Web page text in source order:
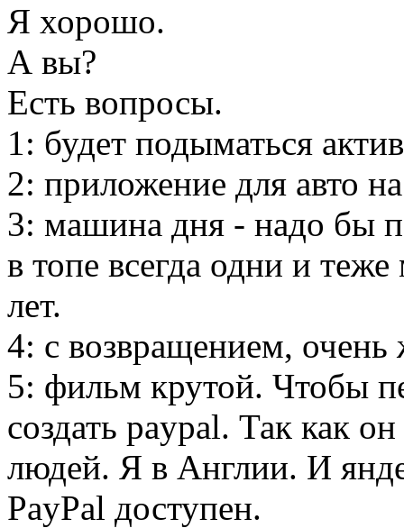
Я хорошо.
А вы?
Есть вопросы.
1: будет подыматься
2: приложение для авто
3: машина дня - надо бы
в топе всегда одни и
лет.
4: с возвращением, очень
5: фильм крутой. Чтобы
создать paypal. Так как
людей. Я в Англии. И
PayPal доступен.